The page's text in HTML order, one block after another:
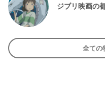
ジブリ映画の
全ての